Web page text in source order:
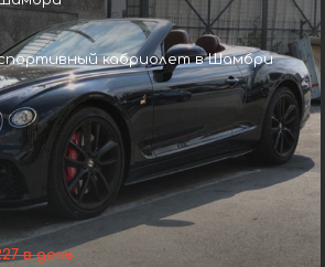
кабриолет в Шамбри
в день